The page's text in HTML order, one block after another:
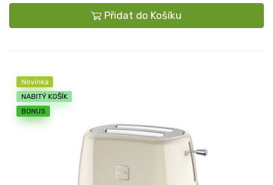
Přidat do Košíku
Novinka
NABITÝ KOŠÍK
BONUS